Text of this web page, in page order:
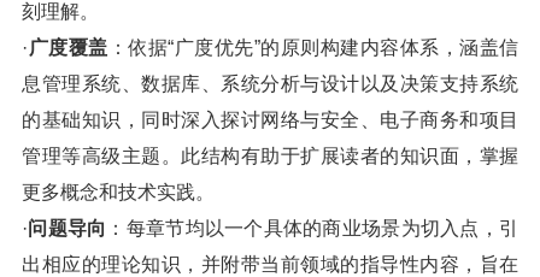
刻理解。
· 广度覆盖 ：依据“广度优先”的原则构建内容体系，涵盖信
息管理系统、数据库、系统分析与设计以及决策支持系统
的基础知识，同时深入探讨网络与安全、电子商务和项目
管理等高级主题。此结构有助于扩展读者的知识面，掌握
更多概念和技术实践。
·问题导向 ：每章节均以一个具体的商业场景为切入点，引
出相应的理论知识，并附带当前领域的指导性内容，旨在